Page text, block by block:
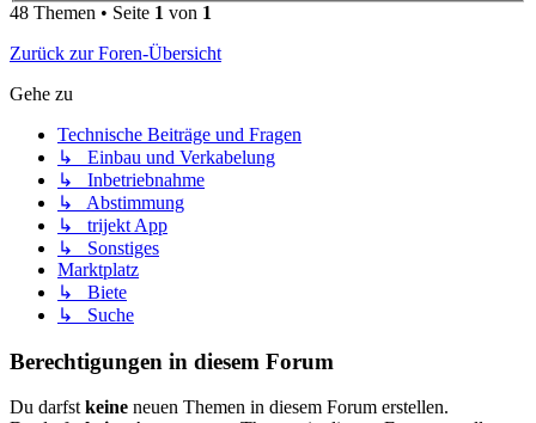
48 Themen • Seite 1 von 1
Zurück zur Foren-Übersicht
Gehe zu
Technische Beiträge und Fragen
↳ Einbau und Verkabelung
↳ Inbetriebnahme
↳ Abstimmung
↳ trijekt App
↳ Sonstiges
Marktplatz
↳ Biete
↳ Suche
Berechtigungen in diesem Forum
Du darfst keine neuen Themen in diesem Forum erstellen.